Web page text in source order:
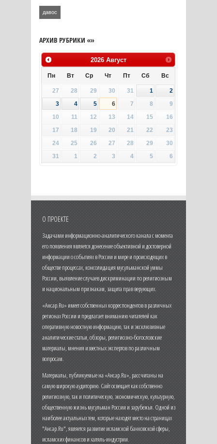
давос
АРХИВ РУБРИКИ «»
2026 Август
Пн Вт Ср Чт Пт Сб Вс
27 28 29 30 31 1
2
3
4 5 6 7 8
9
10
11 12 13 14 15
16
17
18 19 20 21 22
23
24
25 26 27 28 29
30
31
1 2 3 4 5 6
О ПРОЕКТЕ
Задачами информационно-аналитического канала с момента
его появления является донесение объективной и достоверной
информации о событиях в России и мире и происходящих в
обществе процессах, консолидация мусульманской уммы
России, выявление случаев дискриминации по религиозным
и национальным признакам, защита прав верующих.
«Ансар.Ru» имеет собственных корреспондентов в различных
регионах России и предлагает вниманию читателей как
оперативную новостную информацию, так и эксклюзивные
аналитические статьи, обзоры, религиозно-богословские
материалы, мнения известных экспертов по различным
вопросам.
Материалы, публикуемые на «Ансар.Ru», рассчитаны на
самую широкую аудиторию. Сайт освещает как собственно
религиозную, так и политическую, экономическую, культурную,
общественную жизнь мусульман России и зарубежья. Одной из
наиболее актуальных тем, которые находят место на страницах
"Ансар.Ru", является развитие исламской банковской сферы,
исламских финансов и халяль-индустрии.